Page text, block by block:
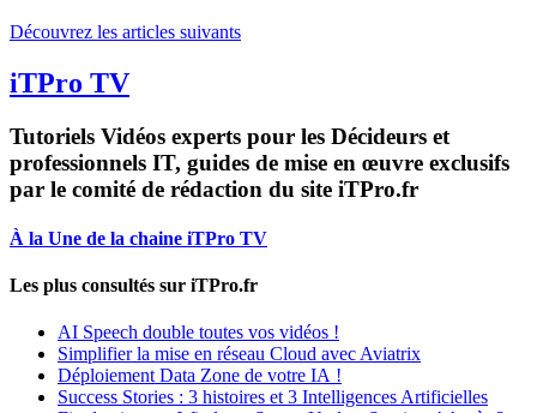
Découvrez les articles suivants
iTPro TV
Tutoriels Vidéos experts pour les Décideurs et
professionnels IT, guides de mise en œuvre exclusifs
par le comité de rédaction du site iTPro.fr
À la Une de la chaine iTPro TV
Les plus consultés sur iTPro.fr
AI Speech double toutes vos vidéos !
Simplifier la mise en réseau Cloud avec Aviatrix
Déploiement Data Zone de votre IA !
Success Stories : 3 histoires et 3 Intelligences Artificielles